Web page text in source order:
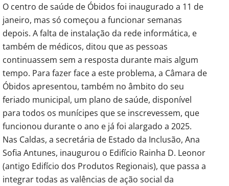
O centro de saúde de Óbidos foi inaugurado a 11 de
janeiro, mas só começou a funcionar semanas
depois. A falta de instalação da rede informática, e
também de médicos, ditou que as pessoas
continuassem sem a resposta durante mais algum
tempo. Para fazer face a este problema, a Câmara de
Óbidos apresentou, também no âmbito do seu
feriado municipal, um plano de saúde, disponível
para todos os munícipes que se inscrevessem, que
funcionou durante o ano e já foi alargado a 2025.
Nas Caldas, a secretária de Estado da Inclusão, Ana
Sofia Antunes, inaugurou o Edifício Rainha D. Leonor
(antigo Edifício dos Produtos Regionais), que passa a
integrar todas as valências de ação social da